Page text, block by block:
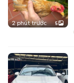
2 phút trước 5